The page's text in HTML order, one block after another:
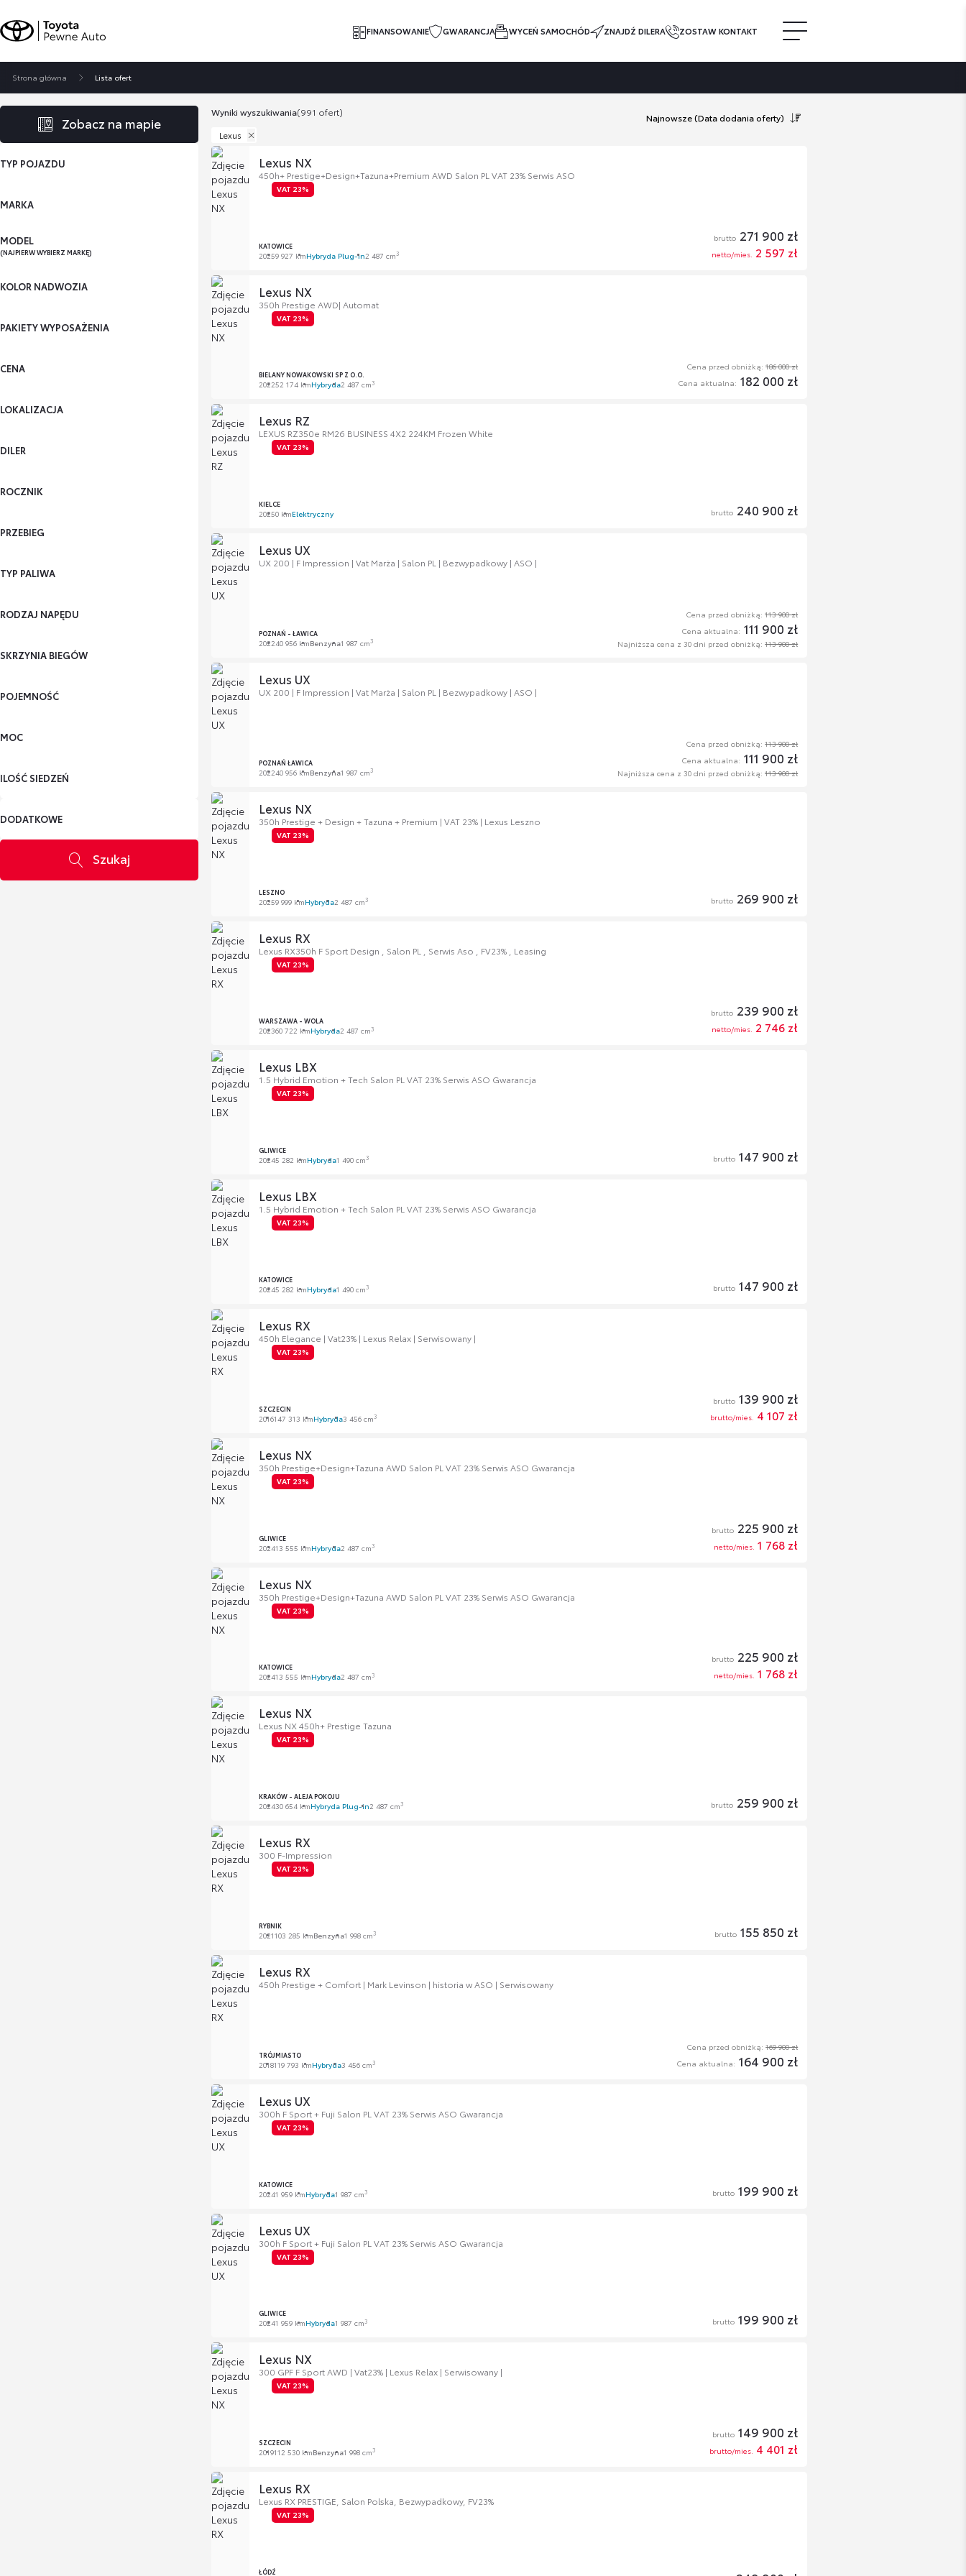
FINANSOWANIE GWARANCJA WYCEŃ SAMOCHÓD ZNAJDŹ DILERA ZOSTAW KONTAKT
Strona główna Lista ofert
Zobacz na mapie
TYP POJAZDU
MARKA
MODEL
(NAJPIERW WYBIERZ MARKĘ)
KOLOR NADWOZIA
PAKIETY WYPOSAŻENIA
CENA
LOKALIZACJA
DILER
ROCZNIK
PRZEBIEG
TYP PALIWA
RODZAJ NAPĘDU
SKRZYNIA BIEGÓW
POJEMNOŚĆ
MOC
ILOŚĆ SIEDZEŃ
DODATKOWE
Szukaj
Wyniki wyszukiwania(991 ofert) Najnowsze(Data dodania oferty)
Lexus
Lexus NX
450h+ Prestige+Design+Tazuna+Premium AWD Salon PL VAT 23% Serwis ASO
VAT 23%
KATOWICE
20259 927 kmHybryda Plug-in2 487 cm3
brutto 271 900 zł
netto/mies. 2 597 zł
Lexus NX
350h Prestige AWD| Automat
VAT 23%
BIELANY NOWAKOWSKI SP Z O.O.
202252 174 kmHybryda2 487 cm3
Cena przed obniżką:186 000 zł
Cena aktualna: 182 000 zł
Lexus RZ
LEXUS RZ350e RM26 BUSINESS 4X2 224KM Frozen White
VAT 23%
KIELCE
20250 kmElektryczny brutto 240 900 zł
Lexus UX
UX 200 | F Impression | Vat Marża | Salon PL | Bezwypadkowy | ASO |
POZNAŃ - ŁAWICA
202240 956 kmBenzyna1 987 cm3
Cena przed obniżką:113 900 zł
Cena aktualna: 111 900 zł
Najniższa cena z 30 dni przed obniżką:113 900 zł
Lexus UX
UX 200 | F Impression | Vat Marża | Salon PL | Bezwypadkowy | ASO |
POZNAŃ ŁAWICA
202240 956 kmBenzyna1 987 cm3
Cena przed obniżką:113 900 zł
Cena aktualna: 111 900 zł
Najniższa cena z 30 dni przed obniżką:113 900 zł
Lexus NX
350h Prestige + Design + Tazuna + Premium | VAT 23% | Lexus Leszno
VAT 23%
LESZNO
20259 999 kmHybryda2 487 cm3 brutto 269 900 zł
Lexus RX
Lexus RX350h F Sport Design , Salon PL , Serwis Aso , FV23% , Leasing
VAT 23%
WARSZAWA - WOLA
202360 722 kmHybryda2 487 cm3
brutto 239 900 zł
netto/mies. 2 746 zł
Lexus LBX
1.5 Hybrid Emotion + Tech Salon PL VAT 23% Serwis ASO Gwarancja
VAT 23%
GLIWICE
20245 282 kmHybryda1 490 cm3 brutto 147 900 zł
Lexus LBX
1.5 Hybrid Emotion + Tech Salon PL VAT 23% Serwis ASO Gwarancja
VAT 23%
KATOWICE
20245 282 kmHybryda1 490 cm3 brutto 147 900 zł
Lexus RX
450h Elegance | Vat23% | Lexus Relax | Serwisowany |
VAT 23%
SZCZECIN
2016147 313 kmHybryda3 456 cm3
brutto 139 900 zł
brutto/mies. 4 107 zł
Lexus NX
350h Prestige+Design+Tazuna AWD Salon PL VAT 23% Serwis ASO Gwarancja
VAT 23%
GLIWICE
202413 555 kmHybryda2 487 cm3
brutto 225 900 zł
netto/mies. 1 768 zł
Lexus NX
350h Prestige+Design+Tazuna AWD Salon PL VAT 23% Serwis ASO Gwarancja
VAT 23%
KATOWICE
202413 555 kmHybryda2 487 cm3
brutto 225 900 zł
netto/mies. 1 768 zł
Lexus NX
Lexus NX 450h+ Prestige Tazuna
VAT 23%
KRAKÓW - ALEJA POKOJU
202430 654 kmHybryda Plug-in2 487 cm3 brutto 259 900 zł
Lexus RX
300 F-Impression
VAT 23%
RYBNIK
2021103 285 kmBenzyna1 998 cm3 brutto 155 850 zł
Lexus RX
450h Prestige + Comfort | Mark Levinson | historia w ASO | Serwisowany
TRÓJMIASTO
2018119 793 kmHybryda3 456 cm3
Cena przed obniżką:169 900 zł
Cena aktualna: 164 900 zł
Lexus UX
300h F Sport + Fuji Salon PL VAT 23% Serwis ASO Gwarancja
VAT 23%
KATOWICE
20241 959 kmHybryda1 987 cm3 brutto 199 900 zł
Lexus UX
300h F Sport + Fuji Salon PL VAT 23% Serwis ASO Gwarancja
VAT 23%
GLIWICE
20241 959 kmHybryda1 987 cm3 brutto 199 900 zł
Lexus NX
300 GPF F Sport AWD | Vat23% | Lexus Relax | Serwisowany |
VAT 23%
SZCZECIN
2019112 530 kmBenzyna1 998 cm3
brutto 149 900 zł
brutto/mies. 4 401 zł
Lexus RX
Lexus RX PRESTIGE, Salon Polska, Bezwypadkowy, FV23%
VAT 23%
ŁÓDŹ